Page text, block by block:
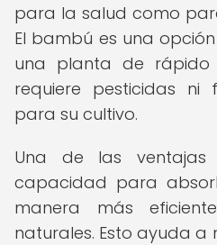
para la salud como
El bambú es una
una planta de rápido
requiere pesticidas ni
para su cultivo.
Una de las
capacidad para
manera más
naturales. Esto ayuda a